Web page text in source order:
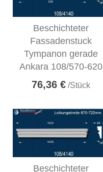
Beschichteter
Fassadenstuck
Tympanon gerade
Ankara 108/570-620
76,36 € /Stück
Beschichteter